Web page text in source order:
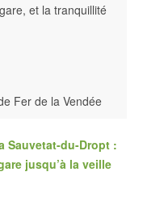
et la tranquillité
Fer de la Vendée
Sauvetat-du-Dropt :
jusqu’à la veille